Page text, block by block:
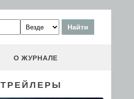
О ЖУРНАЛЕ
ТРЕЙЛЕРЫ